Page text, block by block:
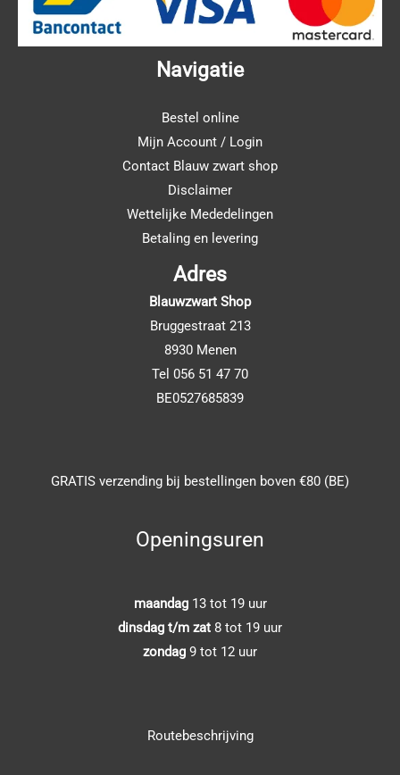
Navigatie
Bestel online
Mijn Account / Login
Contact Blauw zwart shop
Disclaimer
Wettelijke Mededelingen
Betaling en levering
Adres
Blauwzwart Shop
Bruggestraat 213
8930 Menen
Tel 056 51 47 70
BE0527685839
GRATIS verzending bij bestellingen boven €80 (BE)
Openingsuren
maandag 13 tot 19 uur
dinsdag t/m zat 8 tot 19 uur
zondag 9 tot 12 uur
Routebeschrijving